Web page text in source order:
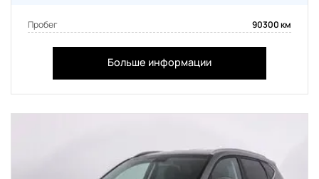
Пробег 90300 км
Больше информации